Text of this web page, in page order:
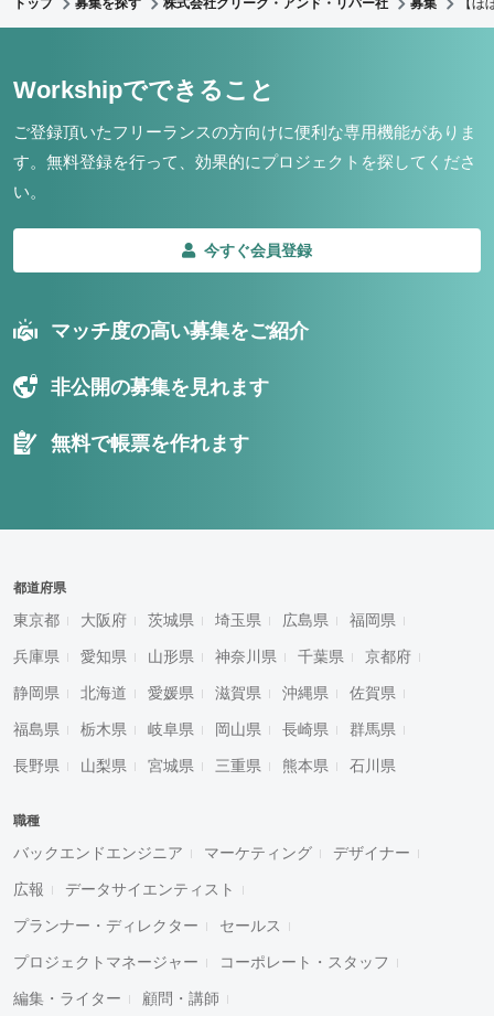
トップ 募集を探す 株式会社クリーク・アンド・リバー社 募集 【
Workshipでできること
ご登録頂いたフリーランスの方向けに便利な専用機能がありま
す。 無料登録を行って、効果的にプロジェクトを探してくださ
い。
今すぐ会員登録
マッチ度の高い募集をご紹介
非公開の募集を見れます
無料で帳票を作れます
都道府県
東京都 大阪府 茨城県 埼玉県 広島県 福岡県
兵庫県 愛知県 山形県 神奈川県 千葉県 京都府
静岡県 北海道 愛媛県 滋賀県 沖縄県 佐賀県
福島県 栃木県 岐阜県 岡山県 長崎県 群馬県
長野県 山梨県 宮城県 三重県 熊本県 石川県
職種
バックエンドエンジニア マーケティング デザイナー
広報 データサイエンティスト
プランナー・ディレクター セールス
プロジェクトマネージャー コーポレート・スタッフ
編集・ライター 顧問・講師